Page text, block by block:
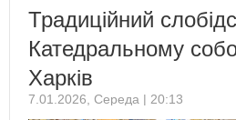
Традиційний
Катедральному
Харків
7.01.2026, Середа | 20:13